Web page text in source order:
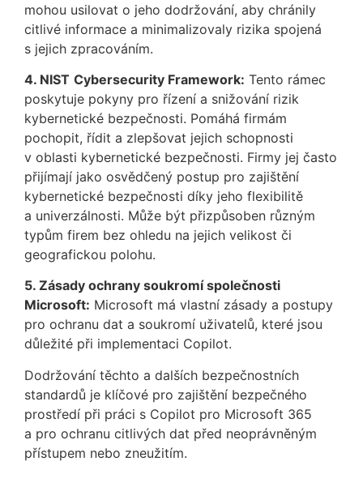
mohou usilovat o jeho dodržování, aby chránily
citlivé informace a minimalizovaly rizika spojená
s jejich zpracováním.
4. NIST Cybersecurity Framework: Tento rámec
poskytuje pokyny pro řízení a snižování rizik
kybernetické bezpečnosti. Pomáhá firmám
pochopit, řídit a zlepšovat jejich schopnosti
v oblasti kybernetické bezpečnosti. Firmy jej často
přijímají jako osvědčený postup pro zajištění
kybernetické bezpečnosti díky jeho flexibilitě
a univerzálnosti. Může být přizpůsoben různým
typům firem bez ohledu na jejich velikost či
geografickou polohu.
5. Zásady ochrany soukromí společnosti
Microsoft: Microsoft má vlastní zásady a postupy
pro ochranu dat a soukromí uživatelů, které jsou
důležité při implementaci Copilot.
Dodržování těchto a dalších bezpečnostních
standardů je klíčové pro zajištění bezpečného
prostředí při práci s Copilot pro Microsoft 365
a pro ochranu citlivých dat před neoprávněným
přístupem nebo zneužitím.